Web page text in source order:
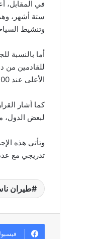
في المقابل،
ستة أشهر،
وتنشيط
الأعلى عند 300 دولار للزوار الأمريكيين.
كما أشار
لبعض الدول،
وتأتي هذه
تدريجي مع
طيران